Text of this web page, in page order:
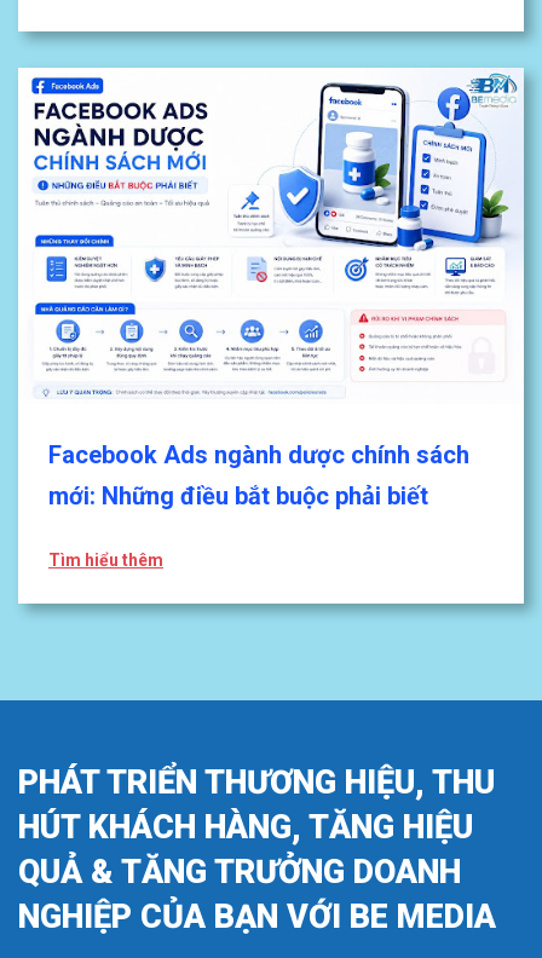
Facebook Ads ngành dược chính sách
mới: Những điều bắt buộc phải biết
Tìm hiểu thêm
PHÁT TRIỂN THƯƠNG HIỆU, THU
HÚT KHÁCH HÀNG, TĂNG HIỆU
QUẢ & TĂNG TRƯỞNG DOANH
NGHIỆP CỦA BẠN VỚI BE MEDIA